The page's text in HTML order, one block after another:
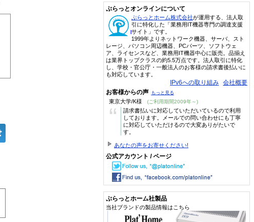
ぷらっとオンラインについて
ぷらっとホーム株式会社が運用する、法人取
引に特化した「業務用IT機器専門の調達支援
サイト」です。
1999年よりネットワーク機器、サーバ、スト
レージ、パソコン周辺機器、PCパーツ、ソフトウェ
ア、ライセンスなど、業務用IT機器中心に販売。品揃え
は業界トップクラスの約5.5万点です。法人取引に特化
し、学校・官公庁・一般法人のお客様の請求書後払いに
も対応しています。
IPv6への取り組み 会社概要
お客様からの声 もっと見る
東京大学/K様 (ご利用期間2009年～)
“
請求書払いに対応していただいているので利用
しております。メールでの問い合わせにも丁寧
に対応していただけるので大変ありがたいで
す。
あなたの声をお寄せください!
公式アカウント / ページ
ぷらっとホーム社製品
当社ブランドの製品情報はこちら